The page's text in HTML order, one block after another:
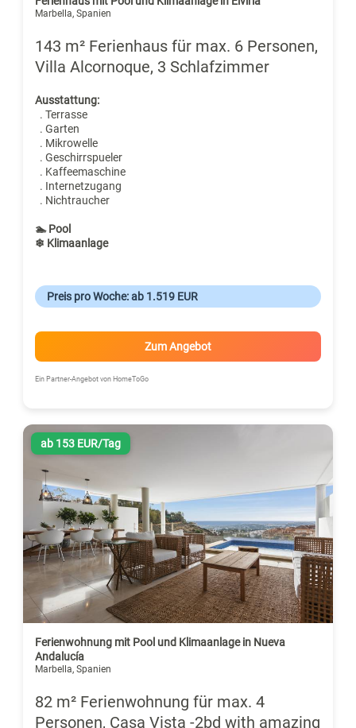
Marbella, Spanien
143 m² Ferienhaus für max. 6 Personen,
Villa Alcornoque, 3 Schlafzimmer
Ausstattung:
. Terrasse
. Garten
. Mikrowelle
. Geschirrspueler
. Kaffeemaschine
. Internetzugang
. Nichtraucher
🏊 Pool
❄ Klimaanlage
Preis pro Woche: ab 1.519 EUR
Zum Angebot
Ein Partner-Angebot von HomeToGo
ab 153 EUR/Tag
Ferienwohnung mit Pool und Klimaanlage in Nueva
Andalucía
Marbella, Spanien
82 m² Ferienwohnung für max. 4
Personen, Casa Vista -2bd with amazing